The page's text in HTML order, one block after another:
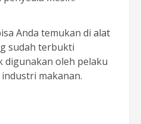
Anda temukan di alat
sudah terbukti
digunakan oleh pelaku
makanan.